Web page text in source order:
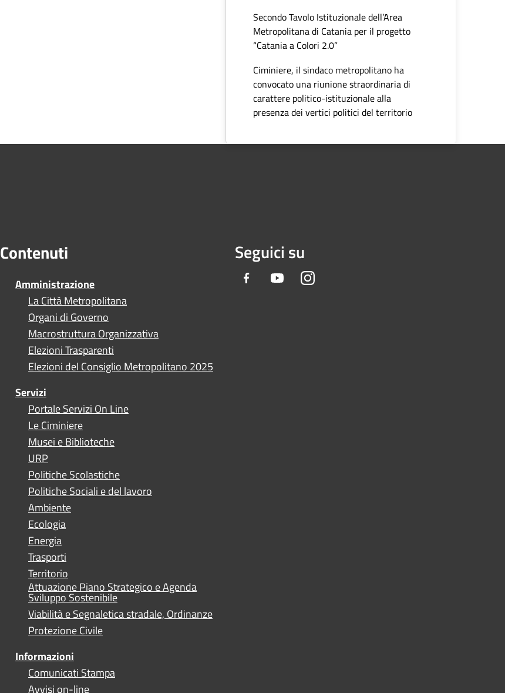
Secondo Tavolo Istituzionale dell’Area
Metropolitana di Catania per il progetto
“Catania a Colori 2.0”
Ciminiere, il sindaco metropolitano ha
convocato una riunione straordinaria di
carattere politico-istituzionale alla
presenza dei vertici politici del territorio
Contenuti
Amministrazione
La Città Metropolitana
Organi di Governo
Macrostruttura Organizzativa
Elezioni Trasparenti
Elezioni del Consiglio Metropolitano 2025
Servizi
Portale Servizi On Line
Le Ciminiere
Musei e Biblioteche
URP
Politiche Scolastiche
Politiche Sociali e del lavoro
Ambiente
Ecologia
Energia
Trasporti
Territorio
Attuazione Piano Strategico e Agenda
Sviluppo Sostenibile
Viabilità e Segnaletica stradale, Ordinanze
Protezione Civile
Informazioni
Comunicati Stampa
Avvisi on-line
Seguici su
Facebook YoutubeInstagram